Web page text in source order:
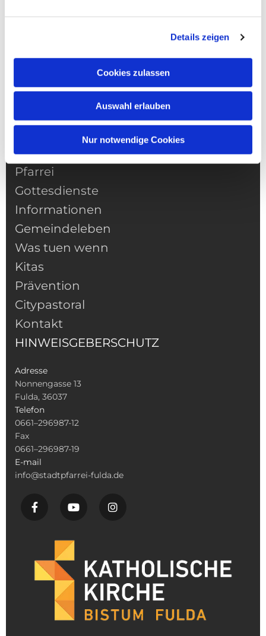
Details zeigen
Cookies zulassen
Auswahl erlauben
Nur notwendige Cookies
NAVIGATION
Pfarrei
Gottesdienste
Informationen
Gemeindeleben
Was tuen wenn
Kitas
Prävention
Citypastoral
Kontakt
HINWEISGEBERSCHUTZ
Adresse
Nonnengasse 13
Fulda, 36037
Telefon
0661–296987-12
Fax
0661–296987-19
E-mail
info@stadtpfarrei-fulda.de